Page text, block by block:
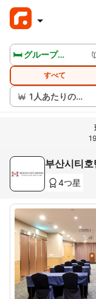
🛏️ グループルームを見る
すべて
1人あたりの価格
부산시티호
4つ星